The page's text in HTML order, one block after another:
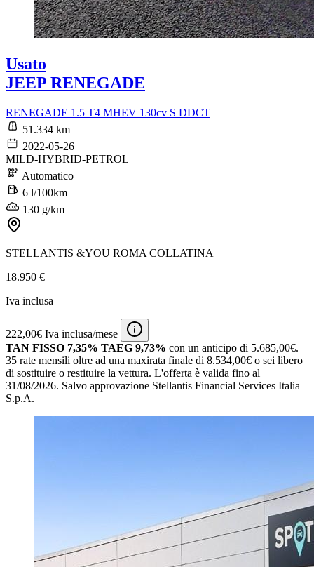
Usato
JEEP RENEGADE
RENEGADE 1.5 T4 MHEV 130cv S DDCT
51.334 km
2022-05-26
MILD-HYBRID-PETROL
Automatico
6 l/100km
130 g/km
STELLANTIS &YOU ROMA COLLATINA
18.950 €
Iva inclusa
222,00€ Iva inclusa/mese
TAN FISSO 7,35% TAEG 9,73% con un anticipo di 5.685,00€.
35 rate mensili oltre ad una maxirata finale di 8.534,00€ o sei libero
di sostituire o restituire la vettura. L'offerta è valida fino al
31/08/2026. Salvo approvazione Stellantis Financial Services Italia
S.p.A.